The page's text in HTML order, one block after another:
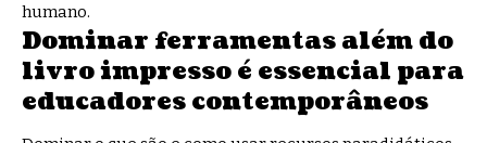
humano.
Dominar ferramentas além do
livro impresso é essencial para
educadores contemporâneos